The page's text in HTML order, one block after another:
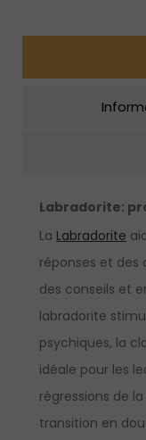
Labradorite:
La Labradorite
réponses et des
des conseils et
labradorite
psychiques, la
idéale pour les
régressions de
transition en